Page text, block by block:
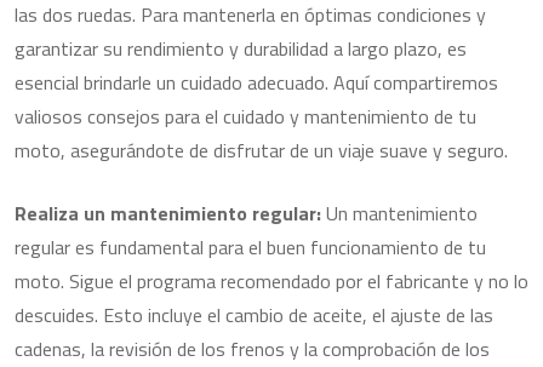
las dos ruedas. Para mantenerla en óptimas condiciones y
garantizar su rendimiento y durabilidad a largo plazo, es
esencial brindarle un cuidado adecuado. Aquí compartiremos
valiosos consejos para el cuidado y mantenimiento de tu
moto, asegurándote de disfrutar de un viaje suave y seguro.
Realiza un mantenimiento regular:Un mantenimiento
regular es fundamental para el buen funcionamiento de tu
moto. Sigue el programa recomendado por el fabricante y no lo
descuides. Esto incluye el cambio de aceite, el ajuste de las
cadenas, la revisión de los frenos y la comprobación de los